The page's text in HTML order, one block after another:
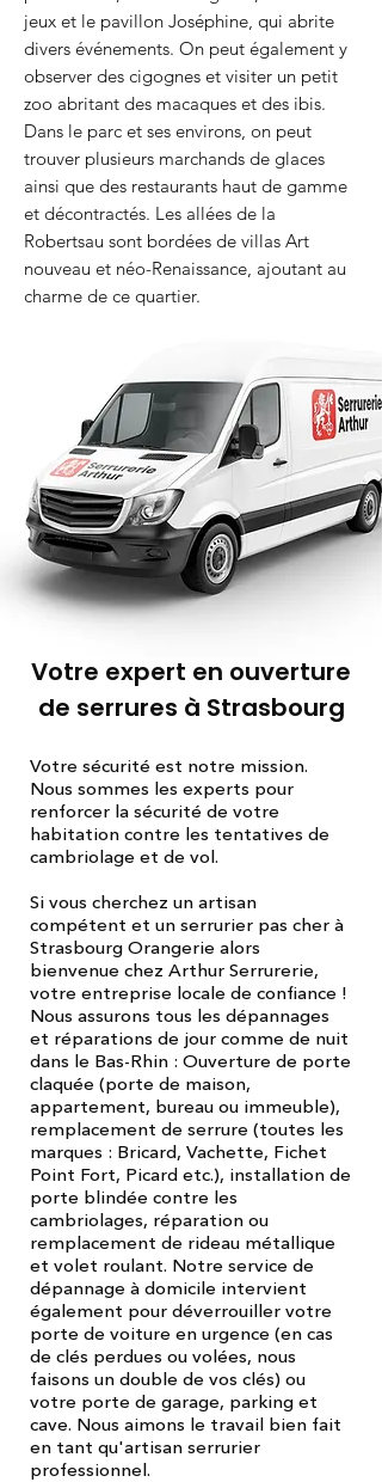
jeux et le pavillon Joséphine, qui abrite
divers événements. On peut également y
observer des cigognes et visiter un petit
zoo abritant des macaques et des ibis.
Dans le parc et ses environs, on peut
trouver plusieurs marchands de glaces
ainsi que des restaurants haut de gamme
et décontractés. Les allées de la
Robertsau sont bordées de villas Art
nouveau et néo-Renaissance, ajoutant au
charme de ce quartier.
Votre expert en ouverture
de serrures à Strasbourg
Votre sécurité est notre mission.
Nous sommes les experts pour
renforcer la sécurité de votre
habitation contre les tentatives de
cambriolage et de vol.
Si vous cherchez un artisan
compétent et un serrurier pas cher à
Strasbourg Orangerie alors
bienvenue chez Arthur Serrurerie,
votre entreprise locale de confiance !
Nous assurons tous les dépannages
et réparations de jour comme de nuit
dans le Bas-Rhin : Ouverture de porte
claquée (porte de maison,
appartement, bureau ou immeuble),
remplacement de serrure (toutes les
marques : Bricard, Vachette, Fichet
Point Fort, Picard etc.), installation de
porte blindée contre les
cambriolages, réparation ou
remplacement de rideau métallique
et volet roulant. Notre service de
dépannage à domicile intervient
également pour déverrouiller votre
porte de voiture en urgence (en cas
de clés perdues ou volées, nous
faisons un double de vos clés) ou
votre porte de garage, parking et
cave. Nous aimons le travail bien fait
en tant qu'artisan serrurier
professionnel.